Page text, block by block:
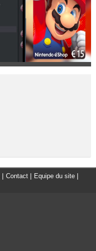
Contact Equipe du site